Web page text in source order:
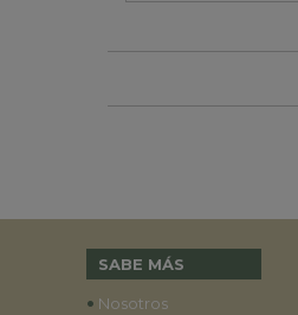
SABE MÁS
• Nosotros